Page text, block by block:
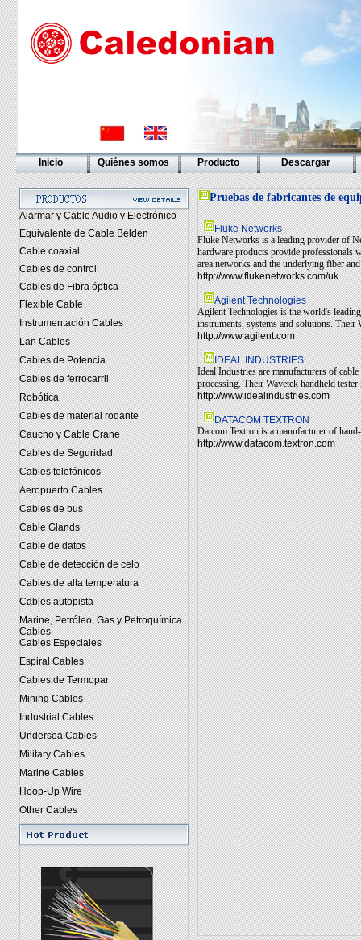
Inicio Quiénes somos Producto Descargar
Alarmar y Cable Audio y Electrónico
Equivalente de Cable Belden
Cable coaxial
Cables de control
Cables de Fibra óptica
Flexible Cable
Instrumentación Cables
Lan Cables
Cables de Potencia
Cables de ferrocarril
Robótica
Cables de material rodante
Caucho y Cable Crane
Cables de Seguridad
Cables telefónicos
Aeropuerto Cables
Cables de bus
Cable Glands
Cable de datos
Cable de detección de celo
Cables de alta temperatura
Cables autopista
Marine, Petróleo, Gas y Petroquímica
Cables
Cables Especiales
Espiral Cables
Cables de Termopar
Mining Cables
Industrial Cables
Undersea Cables
Military Cables
Marine Cables
Hoop-Up Wire
Other Cables
Pruebas de fabricantes de
Fluke Networks
Fluke Networks is a leading provider of
hardware products provide professionals
area networks and the underlying fiber
http://www.flukenetworks.com/uk
Agilent Technologies
Agilent Technologies is the world's
instruments, systems and solutions. Their
http://www.agilent.com
IDEAL INDUSTRIES
Ideal Industries are manufacturers of
processing. Their Wavetek handheld
http://www.idealindustries.com
DATACOM TEXTRON
Datcom Textron is a manufacturer of
http://www.datacom.textron.com